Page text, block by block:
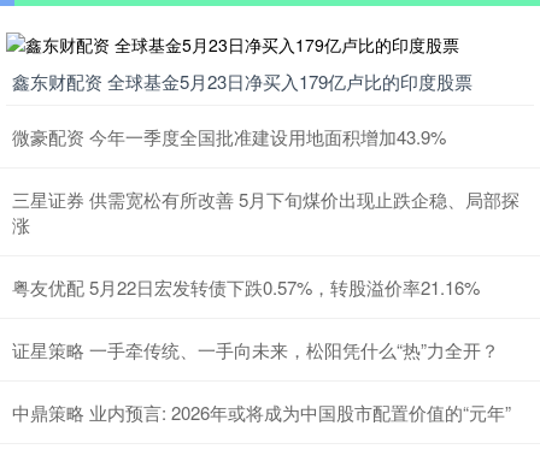
鑫东财配资 全球基金5月23日净买入179亿卢比的印度股票
微豪配资 今年一季度全国批准建设用地面积增加43.9%
三星证券 供需宽松有所改善 5月下旬煤价出现止跌企稳、局部探
涨
粤友优配 5月22日宏发转债下跌0.57%，转股溢价率21.16%
证星策略 一手牵传统、一手向未来，松阳凭什么“热”力全开？
中鼎策略 业内预言: 2026年或将成为中国股市配置价值的“元年”